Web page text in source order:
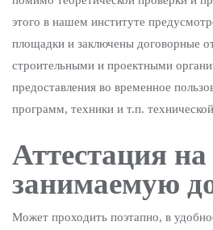
этого в нашем институте
площадки и заключены договорные
строительными и проектными
предоставления во временное
программ, техники и т.п.
Аттестация на
занимаемую
Может проходить поэтапно, в